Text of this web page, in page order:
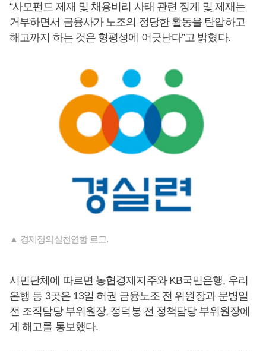
“사모펀드 제재 및 채용비리 사태 관련 징계 및 제재는
거부하면서 금융사가 노조의 정당한 활동을 탄압하고
해고까지 하는 것은 형평성에 어긋난다”고 밝혔다.
▲ 경제정의실천연합 로고.
시민단체에 따르면 농협경제지주와 KB국민은행, 우리
은행 등 3곳은 13일 허권 금융노조 전 위원장과 문병일
전 조직담당 부위원장, 정덕봉 전 정책담당 부위원장에
게 해고를 통보했다.